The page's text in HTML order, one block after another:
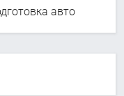
авто